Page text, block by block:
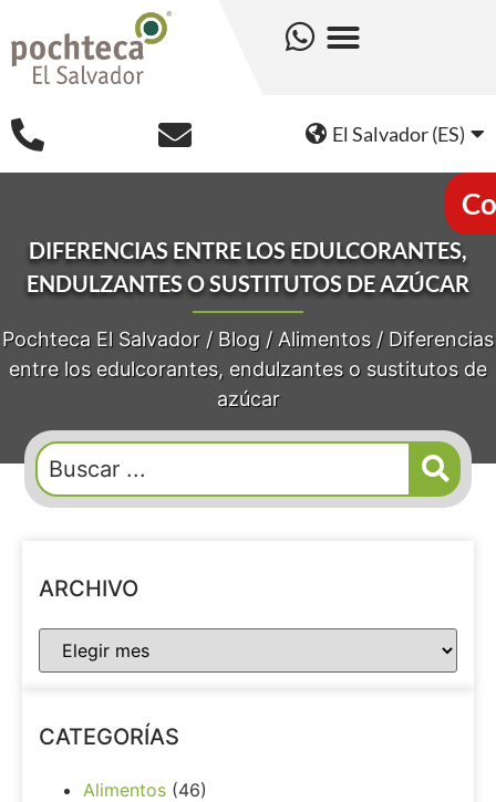
El Salvador (ES)
DIFERENCIAS ENTRE LOS EDULCORANTES,
ENDULZANTES O SUSTITUTOS DE AZÚCAR
Pochteca El Salvador / Blog / Alimentos/ Diferencias
entre los edulcorantes, endulzantes o sustitutos de
azúcar
ARCHIVO
CATEGORÍAS
Alimentos (46)